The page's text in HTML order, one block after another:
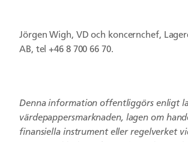
Jörgen Wigh, VD och koncernchef,
AB, tel +46 8 700 66 70.
Denna information offentliggörs enligt
värdepappersmarknaden, lagen om
finansiella instrument eller regelverket